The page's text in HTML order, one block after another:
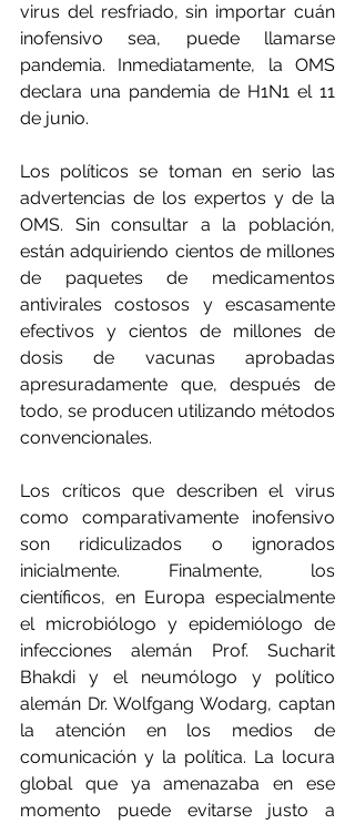
virus del resfriado, sin importar cuán
inofensivo sea, puede llamarse
pandemia. Inmediatamente, la OMS
declara una pandemia de H1N1 el 11
de junio.
Los políticos se toman en serio las
advertencias de los expertos y de la
OMS. Sin consultar a la población,
están adquiriendo cientos de millones
de paquetes de medicamentos
antivirales costosos y escasamente
efectivos y cientos de millones de
dosis de vacunas aprobadas
apresuradamente que, después de
todo, se producen utilizando métodos
convencionales.
Los críticos que describen el virus
como comparativamente inofensivo
son ridiculizados o ignorados
inicialmente. Finalmente, los
científicos, en Europa especialmente
el microbiólogo y epidemiólogo de
infecciones alemán Prof. Sucharit
Bhakdi y el neumólogo y político
alemán Dr. Wolfgang Wodarg, captan
la atención en los medios de
comunicación y la política. La locura
global que ya amenazaba en ese
momento puede evitarse justo a